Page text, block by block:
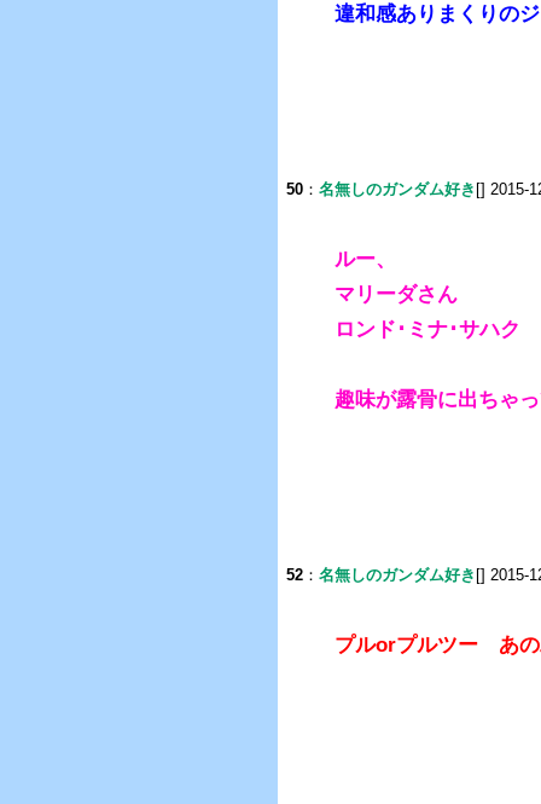
違和感ありまくりの
50 ： 名無しのガンダム好き [] 2015-
ルー、
マリーダさん
ロンド･ミナ･サハク
趣味が露骨に出ちゃ
52 ： 名無しのガンダム好き [] 2015-
プルorプルツー あの